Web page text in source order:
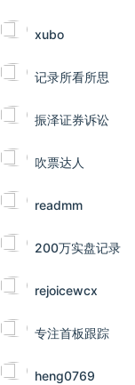
xubo
记录所看所思
振泽证券诉讼
吹票达人
readmm
200万实盘记录
rejoicewcx
专注首板跟踪
heng0769